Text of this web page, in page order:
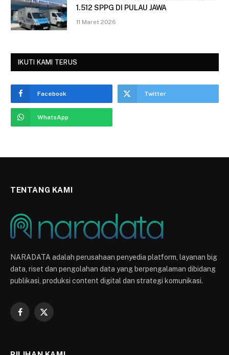
1.512 SPPG DI PULAU JAWA
11 Maret 2026
IKUTI KAMI TERUS
Facebook Twitter
WhatsApp
TENTANG KAMI
NARADATA adalah perusahaan penyedia platform, layanan big
data, riset dan pengolahan data yang berpengalaman dibidang
publikasi, produksi content digital dan strategi komunikasi.
Facebook
X